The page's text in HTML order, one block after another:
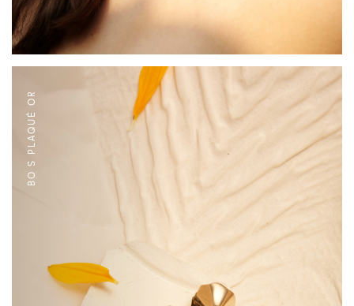
BO S PLAQUÉ OR